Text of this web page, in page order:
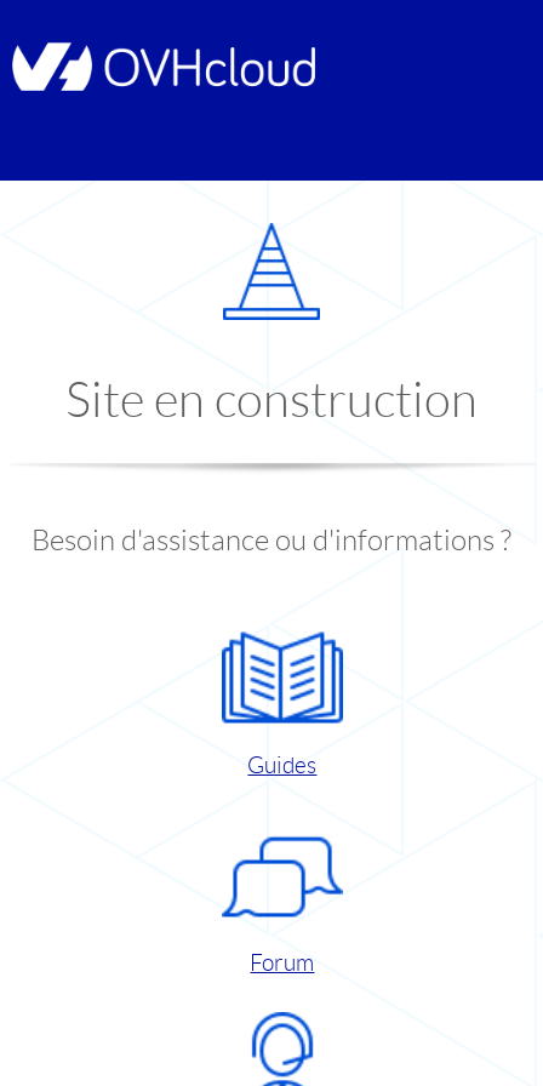
Site en construction
Besoin d'assistance ou d'informations ?
Guides
Forum